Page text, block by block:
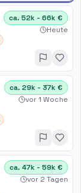
ca. 52k - 66k €
Heute
ca. 29k - 37k €
vor 1 Woche
ca. 47k - 59k €
vor 2 Tagen